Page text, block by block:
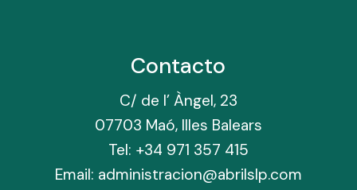
Contacto
C/ de l’ Àngel, 23
07703 Maó, Illes Balears
Tel: +34 971 357 415
Email: administracion@abrilslp.com